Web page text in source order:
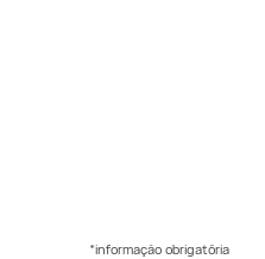
*informação obrigatória